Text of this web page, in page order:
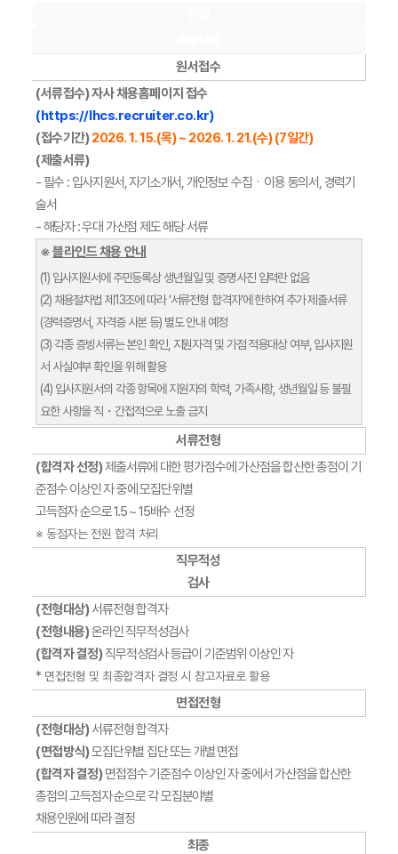
원서접수
(서류접수)자사 채용홈페이지 접수
(https://lhcs.recruiter.co.kr)
(접수기간) 2026. 1. 15.(목) ~ 2026. 1. 21.(수) (7일간)
(제출서류)
- 필수 : 입사지원서, 자기소개서, 개인정보 수집ㆍ이용 동의서, 경력기
술서
- 해당자 : 우대 가산점 제도 해당 서류
※블라인드 채용 안내
(1) 입사지원서에 주민등록상 생년월일 및 증명사진 입력란 없음
(2) 채용절차법 제13조에 따라 ‘서류전형 합격자’에 한하여 추가 제출서류
(경력증명서, 자격증 사본 등) 별도 안내 예정
(3) 각종 증빙서류는 본인 확인, 지원자격 및 가점 적용대상 여부, 입사지원
서 사실여부 확인을 위해 활용
(4) 입사지원서의 각종 항목에 지원자의 학력, 가족사항, 생년월일 등 불필
요한 사항을 직・간접적으로 노출 금지
서류전형
(합격자 선정)제출서류에 대한 평가점수에 가산점을 합산한 총점이 기
준점수 이상인 자 중에 모집단위별
고득점자 순으로 1.5 ~ 15배수 선정
※ 동점자는 전원 합격 처리
직무적성
검사
(전형대상)서류전형 합격자
(전형내용)온라인 직무적성검사
(합격자 결정)직무적성검사 등급이 기준범위 이상인 자
* 면접전형 및 최종합격자 결정 시 참고자료로 활용
면접전형
(전형대상)서류전형 합격자
(면접방식)모집단위별 집단 또는 개별 면접
(합격자 결정)면접점수 기준점수 이상인 자 중에서 가산점을 합산한
총점의 고득점자 순으로 각 모집분야별
채용인원에 따라 결정
최종